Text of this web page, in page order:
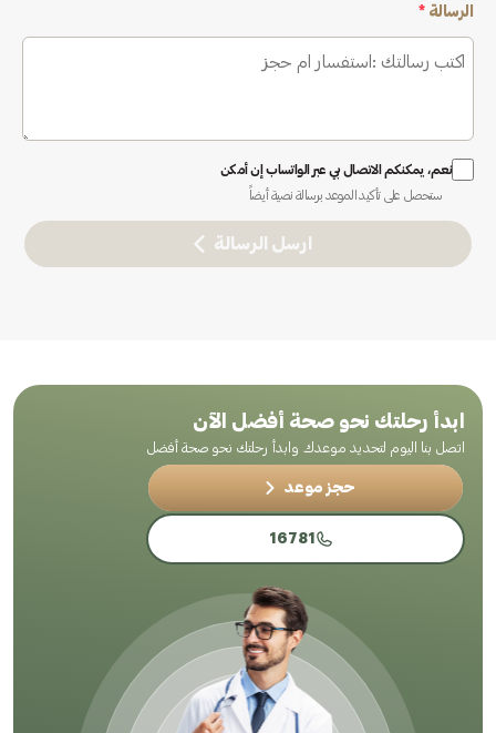
الرسالة *
نعم، يمكنكم الاتصال بي عبر الواتساب إن أمكن
ستحصل على تأكيد الموعد برسالة نصية أيضاً
ارسل الرسالة
ابدأ رحلتك نحو صحة أفضل الآن
اتصل بنا اليوم لتحديد موعدك وابدأ رحلتك نحو صحة أفضل
حجز موعد
16781